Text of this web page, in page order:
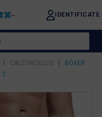
IDENTIFICATE
| CALZONCILLOS |
BÓXER
2